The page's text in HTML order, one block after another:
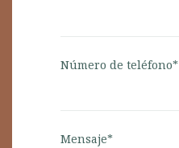
Número de teléfono*
Mensaje*